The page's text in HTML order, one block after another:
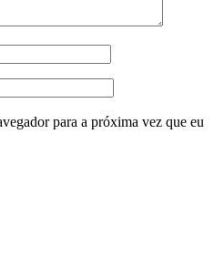
para a próxima vez que eu